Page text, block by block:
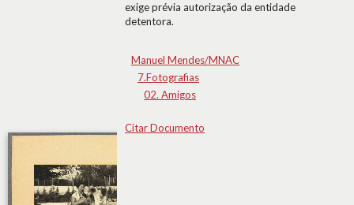
exige prévia autorização da entidade
detentora.
Manuel Mendes/MNAC
7.Fotografias
02. Amigos
Citar Documento